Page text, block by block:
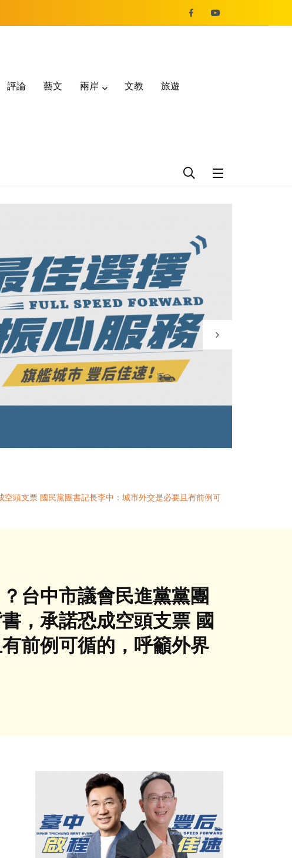
評論 藝文 兩岸 文教 旅遊
頭支票 國民黨團書記長李中：城市外交是必要且有前例可
台中市議會民進黨黨團
，承諾恐成空頭支票 國
前例可循的，呼籲外界